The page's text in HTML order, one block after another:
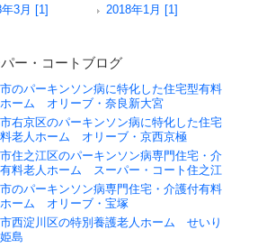
3月 [1]
2018年1月 [1]
ー・コートブログ
のパーキンソン病に特化した住宅型有料
ーム オリーブ・奈良新大宮
右京区のパーキンソン病に特化した住宅
老人ホーム オリーブ・京西京極
住之江区のパーキンソン病専門住宅・介
料老人ホーム スーパー・コート住之江
のパーキンソン病専門住宅・介護付有料
ーム オリーブ・宝塚
西淀川区の特別養護老人ホーム せいり
島